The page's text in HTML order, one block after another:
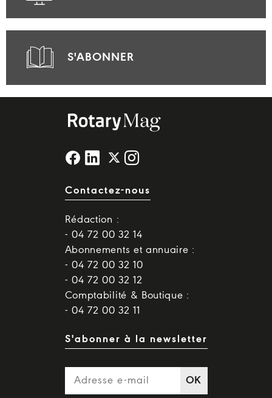
S'ABONNER
Contactez-nous
Rédaction :
- 04 72 00 32 14
Abonnements et annuaire :
- 04 72 00 32 10
- 04 72 00 32 12
Comptabilité & Boutique :
- 04 72 00 32 11
S'abonner à la newsletter
OK